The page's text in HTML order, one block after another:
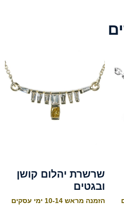
שרשרת יהלום קושן
ובגטים
הזמנה מראש 10-14 ימי עסקים